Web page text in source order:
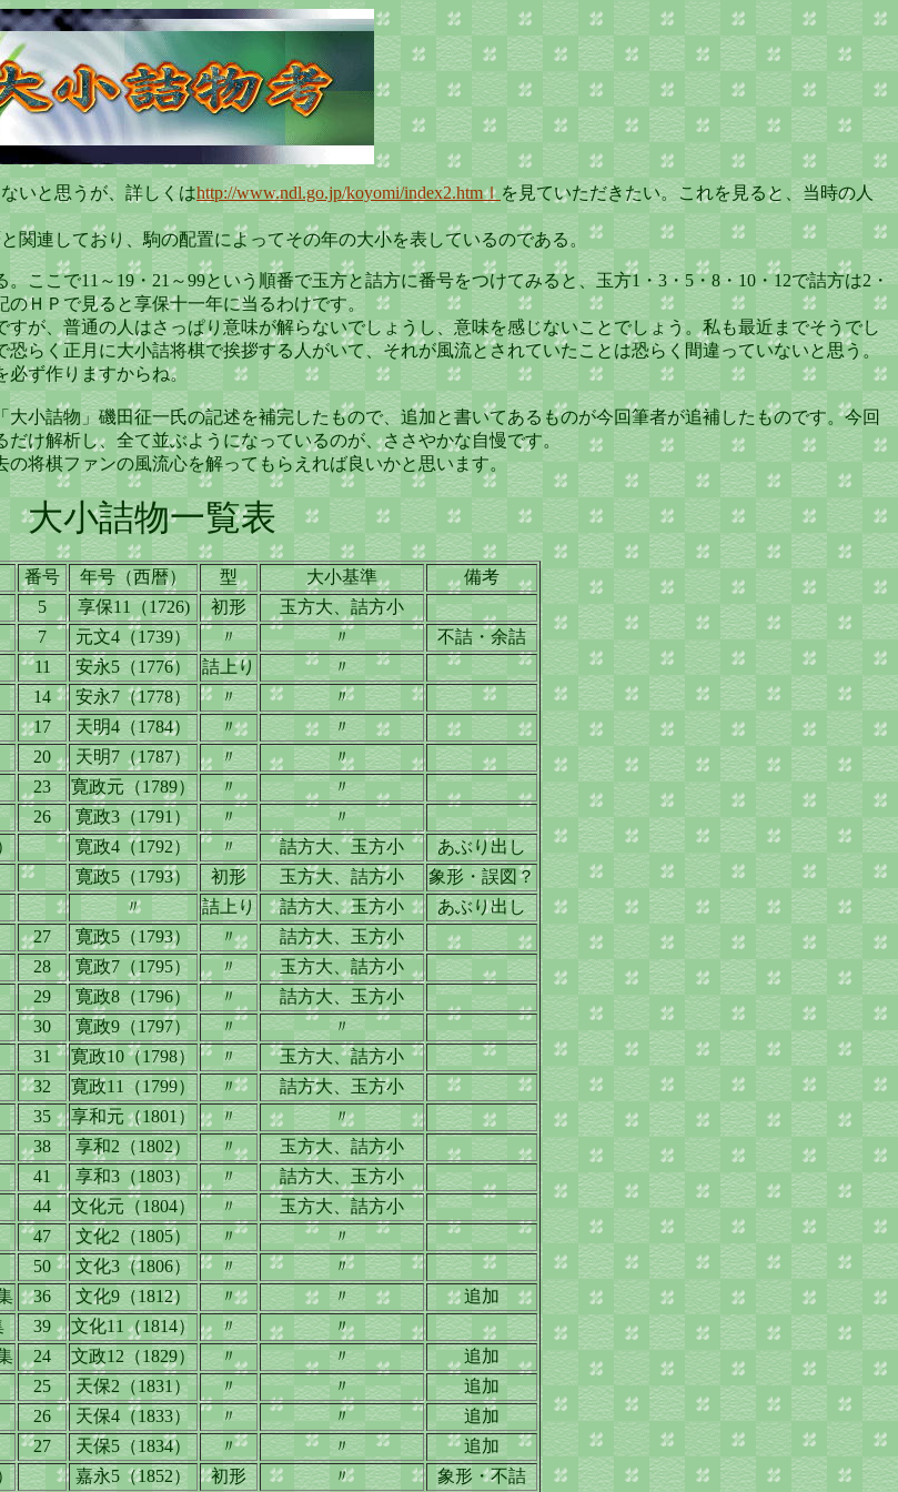
いと思うが、詳しくはhttp://www.ndl.go.jp/koyomi/index2.htmｌ を見ていただきたい。これを見ると、当時の人
連しており、駒の配置によってその年の大小を表しているのである。
ここで11～19・21～99という順番で玉方と詰方に番号をつけてみると、玉方1・3・5・8・10・12で詰方は2・
ＨＰで見ると享保十一年に当るわけです。
が、普通の人はさっぱり意味が解らないでしょうし、意味を感じないことでしょう。私も最近までそうでし
らく正月に大小詰将棋で挨拶する人がいて、それが風流とされていたことは恐らく間違っていないと思う。
ず作りますからね。
小詰物」磯田征一氏の記述を補完したもので、追加と書いてあるものが今回筆者が追補したものです。今回
け解析し、全て並ぶようになっているのが、ささやかな自慢です。
将棋ファンの風流心を解ってもらえれば良いかと思います。
大小詰物一覧表
番号 年号（西暦） 型 大小基準
備考
5 享保11（1726) 初形
玉方大、詰方小
7 元文4（1739） 〃 〃
不詰・余詰
11 安永5（1776） 詰上り
〃
14 安永7（1778） 〃
〃
17 天明4（1784） 〃
〃
20 天明7（1787） 〃
〃
23 寛政元（1789） 〃
〃
26 寛政3（1791） 〃
〃
寛政4（1792） 〃 詰方大、玉方小
あぶり出し
寛政5（1793） 初形 玉方大、詰方小
象形・誤図？
〃 詰上り 詰方大、玉方小
あぶり出し
27 寛政5（1793） 〃
詰方大、玉方小
28 寛政7（1795） 〃
玉方大、詰方小
29 寛政8（1796） 〃
詰方大、玉方小
30 寛政9（1797） 〃
〃
31 寛政10（1798） 〃
玉方大、詰方小
32 寛政11（1799） 〃
詰方大、玉方小
35 享和元（1801） 〃
〃
38 享和2（1802） 〃
玉方大、詰方小
41 享和3（1803） 〃
詰方大、玉方小
44 文化元（1804） 〃
玉方大、詰方小
47 文化2（1805） 〃
〃
50 文化3（1806） 〃
〃
36 文化9（1812） 〃 〃
追加
39 文化11（1814） 〃
〃
24 文政12（1829） 〃 〃
追加
25 天保2（1831） 〃 〃
追加
26 天保4（1833） 〃 〃
追加
27 天保5（1834） 〃 〃
追加
嘉永5（1852） 初形 〃 象形・不詰